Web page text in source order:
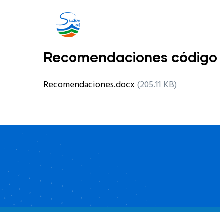
Recomendaciones
Recomendaciones.docx (205.11 KB)